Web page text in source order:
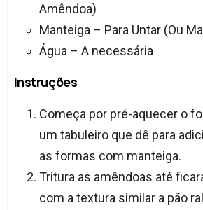
Amêndoa)
Manteiga – Para Untar (Ou
Água – A necessária
Instruções
Começa por pré-aquecer o
um tabuleiro que dê para
as formas com manteiga.
Tritura as amêndoas até
com a textura similar a pão